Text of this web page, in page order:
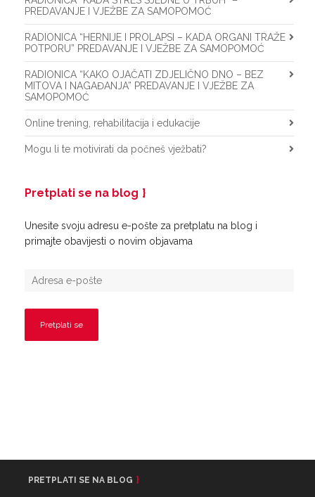
PREDAVANJE I VJEŽBE ZA SAMOPOMOĆ
RADIONICA “HERNIJE I PROLAPSI – KADA ORGANI TRAŽE
POTPORU” PREDAVANJE I VJEŽBE ZA SAMOPOMOĆ
RADIONICA “KAKO OJAČATI ZDJELIČNO DNO – BEZ
MITOVA I NAGAĐANJA” PREDAVANJE I VJEŽBE ZA
SAMOPOMOĆ
Online trening, rehabilitacija i edukacije
Mogu li te motivirati da počneš vježbati?
Pretplati se na blog
Unesite svoju adresu e-pošte za pretplatu na blog i
primajte obavijesti o novim objavama
PRETPLATI SE NA BLOG